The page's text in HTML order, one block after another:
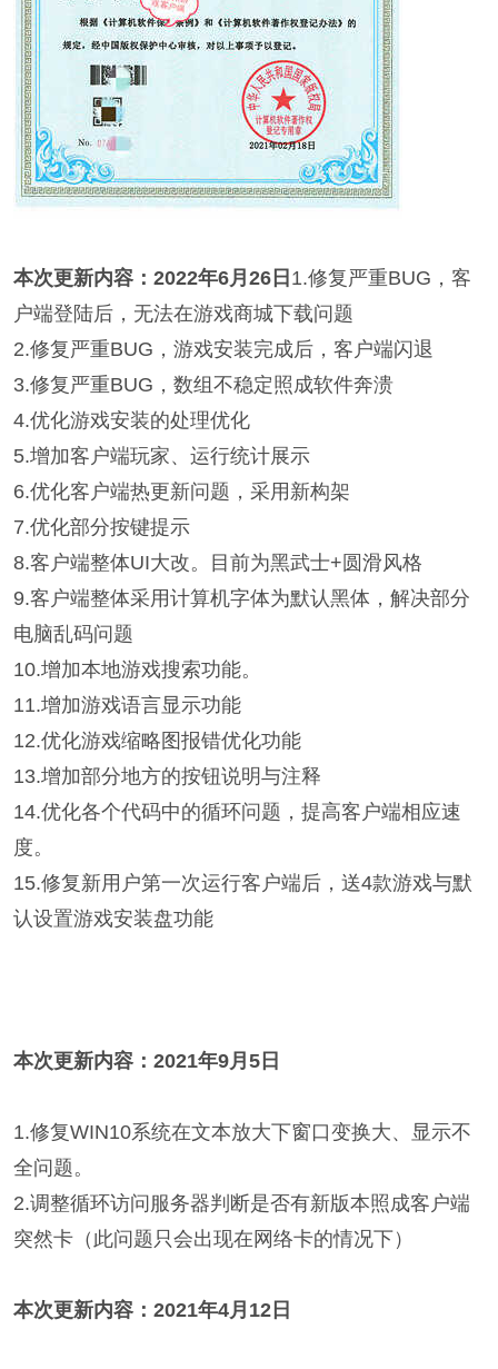
本次更新内容：2022年6月26日 1.修复严重BUG，客
户端登陆后，无法在游戏商城下载问题
2.修复严重BUG，游戏安装完成后，客户端闪退
3.修复严重BUG，数组不稳定照成软件奔溃
4.优化游戏安装的处理优化
5.增加客户端玩家、运行统计展示
6.优化客户端热更新问题，采用新构架
7.优化部分按键提示
8.客户端整体UI大改。目前为黑武士+圆滑风格
9.客户端整体采用计算机字体为默认黑体，解决部分
电脑乱码问题
10.增加本地游戏搜索功能。
11.增加游戏语言显示功能
12.优化游戏缩略图报错优化功能
13.增加部分地方的按钮说明与注释
14.优化各个代码中的循环问题，提高客户端相应速
度。
15.修复新用户第一次运行客户端后，送4款游戏与默
认设置游戏安装盘功能
本次更新内容：2021年9月5日
1.修复WIN10系统在文本放大下窗口变换大、显示不
全问题。
2.调整循环访问服务器判断是否有新版本照成客户端
突然卡（此问题只会出现在网络卡的情况下）
本次更新内容：2021年4月12日